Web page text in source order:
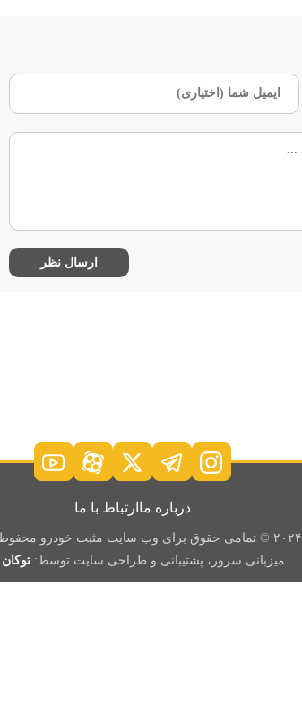
درباره ما ارتباط با ما
۲۰۲۴ © تمامی حقوق برای وب سایت مثبت خودرو محفوظ است.
میزبانی سرور، پشتیبانی و طراحی سایت توسط: